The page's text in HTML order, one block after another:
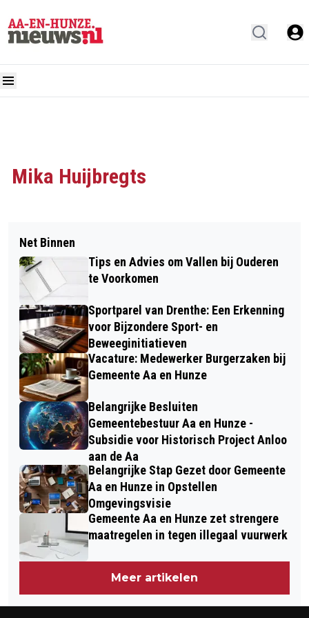
Mika Huijbregts
Net Binnen
Tips en Advies om Vallen bij Ouderen
te Voorkomen
Sportparel van Drenthe: Een Erkenning
voor Bijzondere Sport- en
Beweeginitiatieven
Vacature: Medewerker Burgerzaken bij
Gemeente Aa en Hunze
Belangrijke Besluiten
Gemeentebestuur Aa en Hunze -
Subsidie voor Historisch Project Anloo
aan de Aa
Belangrijke Stap Gezet door Gemeente
Aa en Hunze in Opstellen
Omgevingsvisie
Gemeente Aa en Hunze zet strengere
maatregelen in tegen illegaal vuurwerk
Meer artikelen